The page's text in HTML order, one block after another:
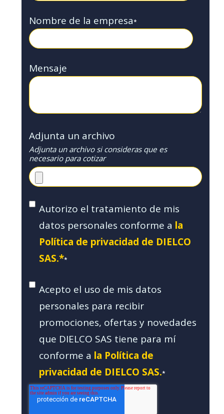
Nombre de la empresa*
Mensaje
Adjunta un archivo
Adjunta un archivo si consideras que es
necesario para cotizar
Autorizo el tratamiento de mis
datos personales conforme a la
Política de privacidad de DIELCO
SAS.**
Acepto el uso de mis datos
personales para recibir
promociones, ofertas y novedades
que DIELCO SAS tiene para mí
conforme a la Política de
privacidad de DIELCO SAS.*